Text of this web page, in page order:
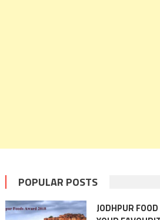
POPULAR POSTS
JODHPUR